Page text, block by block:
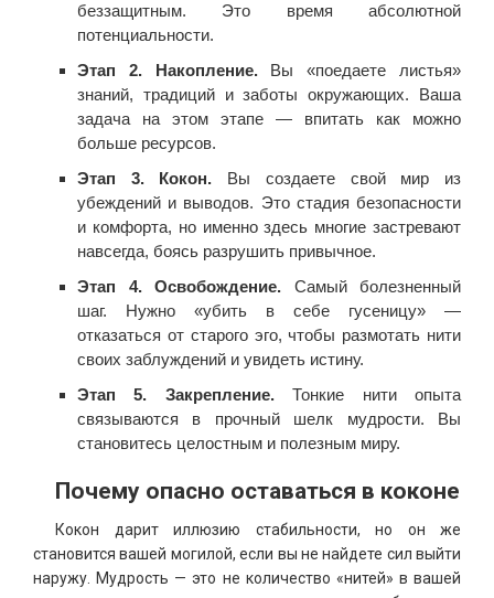
беззащитным. Это время абсолютной
потенциальности.
Этап 2. Накопление.Вы «поедаете листья»
знаний, традиций и заботы окружающих. Ваша
задача на этом этапе — впитать как можно
больше ресурсов.
Этап 3. Кокон. Вы создаете свой мир из
убеждений и выводов. Это стадия безопасности
и комфорта, но именно здесь многие застревают
навсегда, боясь разрушить привычное.
Этап 4. Освобождение. Самый болезненный
шаг. Нужно «убить в себе гусеницу» —
отказаться от старого эго, чтобы размотать нити
своих заблуждений и увидеть истину.
Этап 5. Закрепление.Тонкие нити опыта
связываются в прочный шелк мудрости. Вы
становитесь целостным и полезным миру.
Почему опасно оставаться в коконе
Кокон дарит иллюзию стабильности, но он же
становится вашей могилой, если вы не найдете сил выйти
наружу. Мудрость — это не количество «нитей» в вашей